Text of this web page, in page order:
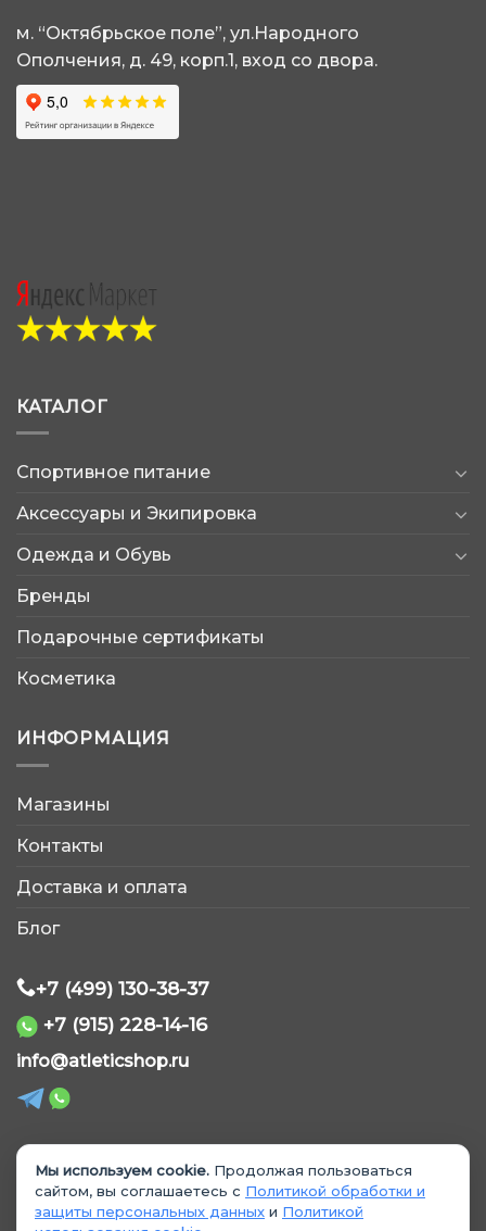
м. “Октябрьское поле”, ул.Народного
Ополчения, д. 49, корп.1, вход со двора.
КАТАЛОГ
Спортивное питание
Аксессуары и Экипировка
Одежда и Обувь
Бренды
Подарочные сертификаты
Косметика
ИНФОРМАЦИЯ
Магазины
Контакты
Доставка и оплата
Блог
+7 (499) 130-38-37
+7 (915) 228-14-16
info@atleticshop.ru
Мы используем cookie. Продолжая пользоваться
сайтом, вы соглашаетесь с Политикой обработки и
защиты персональных данных и Политикой
© 2026 «AtleticShop». Все права защищены
MAX